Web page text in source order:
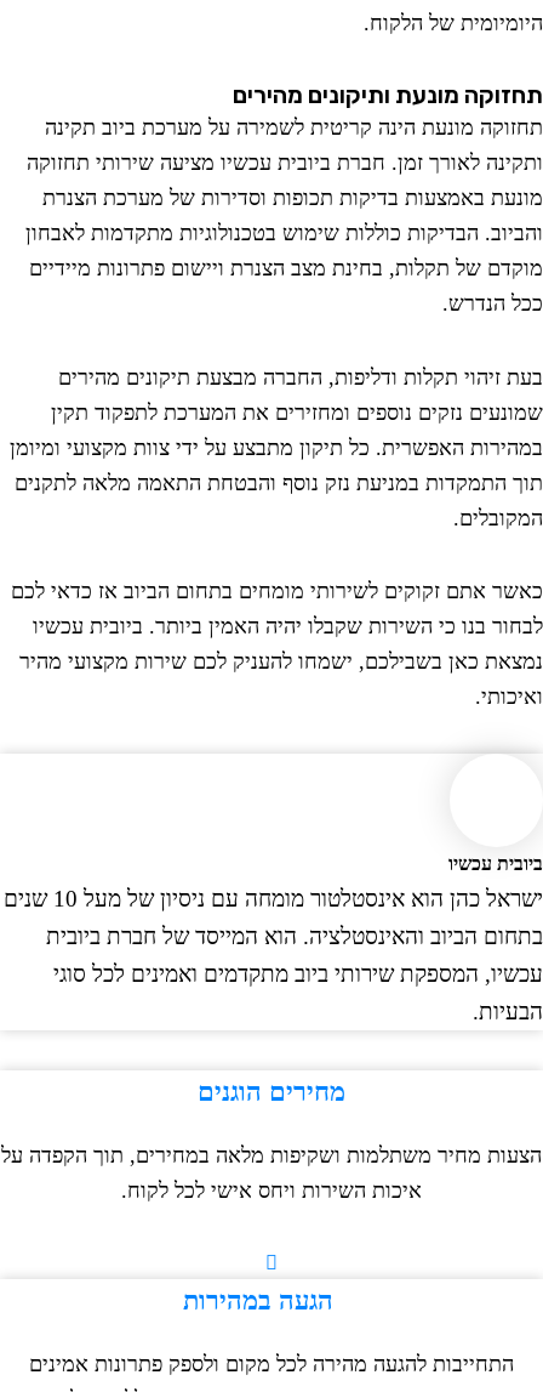
של הלקוח.
מונעת ותיקונים מהירים
מונעת הינה קריטית לשמירה על מערכת ביוב תקינה
לאורך זמן. חברת ביובית עכשיו מציעה שירותי תחזוקה
באמצעות בדיקות תכופות וסדירות של מערכת הצנרת
הבדיקות כוללות שימוש בטכנולוגיות מתקדמות לאבחון
של תקלות, בחינת מצב הצנרת ויישום פתרונות מיידיים
הנדרש.
זיהוי תקלות ודליפות, החברה מבצעת תיקונים מהירים
נזקים נוספים ומחזירים את המערכת לתפקוד תקין
האפשרית. כל תיקון מתבצע על ידי צוות מקצועי ומיומן
התמקדות במניעת נזק נוסף והבטחת התאמה מלאה לתקנים
אתם זקוקים לשירותי מומחים בתחום הביוב אז כדאי לכם
בנו כי השירות שקבלו יהיה האמין ביותר. ביובית עכשיו
כאן בשבילכם, ישמחו להעניק לכם שירות מקצועי מהיר
עכשיו
ישראל כהן הוא אינסטלטור מומחה עם ניסיון של מעל 10 שנים
הביוב והאינסטלציה. הוא המייסד של חברת ביובית
המספקת שירותי ביוב מתקדמים ואמינים לכל סוגי
מחירים הוגנים
מחיר משתלמות ושקיפות מלאה במחירים, תוך הקפדה על
איכות השירות ויחס אישי לכל לקוח.
הגעה במהירות
התחייבות להגעה מהירה לכל מקום ולספק פתרונות אמינים